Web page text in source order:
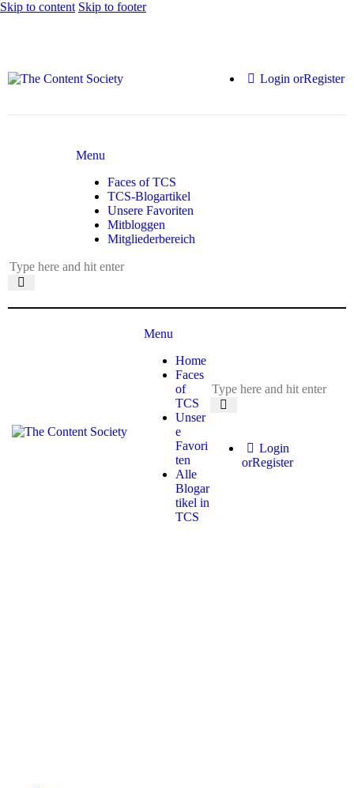
Skip to content Skip to footer
Login orRegister
Menu
Faces of TCS
TCS-Blogartikel
Unsere Favoriten
Mitbloggen
Mitgliederbereich
Menu
Home
Faces
of
TCS
Unser
e
Favori
ten
Alle
Blogar
tikel in
TCS
Login
orRegister